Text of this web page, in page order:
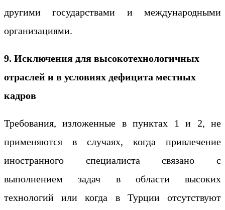
другими государствами и международными
организациями.
9. Исключения для высокотехнологичных
отраслей и в условиях дефицита местных
кадров
Требования, изложенные в пунктах 1 и 2, не
применяются в случаях, когда привлечение
иностранного специалиста связано с
выполнением задач в области высоких
технологий или когда в Турции отсутствуют